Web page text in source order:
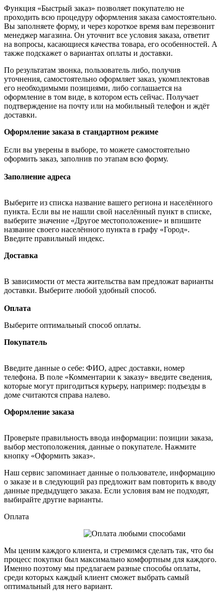
Функция «Быстрый заказ» позволяет покупателю не
проходить всю процедуру оформления заказа самостоятельно.
Вы заполняете форму, и через короткое время вам перезвонит
менеджер магазина. Он уточнит все условия заказа, ответит
на вопросы, касающиеся качества товара, его особенностей. А
также подскажет о вариантах оплаты и доставки.
По результатам звонка, пользователь либо, получив
уточнения, самостоятельно оформляет заказ, укомплектовав
его необходимыми позициями, либо соглашается на
оформление в том виде, в котором есть сейчас. Получает
подтверждение на почту или на мобильный телефон и ждёт
доставки.
Оформление заказа в стандартном режиме
Если вы уверены в выборе, то можете самостоятельно
оформить заказ, заполнив по этапам всю форму.
Заполнение адреса
Выберите из списка название вашего региона и населённого
пункта. Если вы не нашли свой населённый пункт в списке,
выберите значение «Другое местоположение» и впишите
название своего населённого пункта в графу «Город».
Введите правильный индекс.
Доставка
В зависимости от места жительства вам предложат варианты
доставки. Выберите любой удобный способ.
Оплата
Выберите оптимальный способ оплаты.
Покупатель
Введите данные о себе: ФИО, адрес доставки, номер
телефона. В поле «Комментарии к заказу» введите сведения,
которые могут пригодиться курьеру, например: подъезды в
доме считаются справа налево.
Оформление заказа
Проверьте правильность ввода информации: позиции заказа,
выбор местоположения, данные о покупателе. Нажмите
кнопку «Оформить заказ».
Наш сервис запоминает данные о пользователе, информацию
о заказе и в следующий раз предложит вам повторить к вводу
данные предыдущего заказа. Если условия вам не подходят,
выбирайте другие варианты.
Оплата
Мы ценим каждого клиента, и стремимся сделать так, что бы
процесс покупки был максимально комфортным для каждого.
Именно поэтому мы предлагаем разные способы оплаты,
среди которых каждый клиент сможет выбрать самый
оптимальный для него вариант.